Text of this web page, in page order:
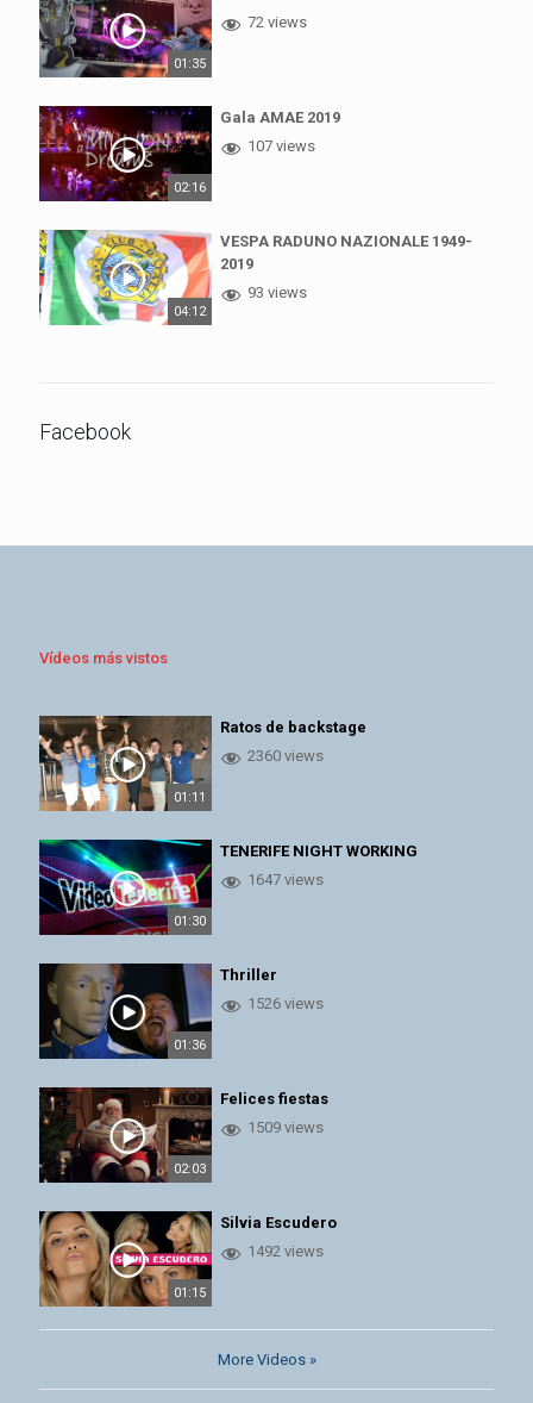
01:35
72 views
02:16
Gala AMAE 2019
107 views
04:12
VESPA RADUNO NAZIONALE 1949-
2019
93 views
Facebook
Vídeos más vistos
01:11
Ratos de backstage
2360 views
01:30
TENERIFE NIGHT WORKING
1647 views
01:36
Thriller
1526 views
02:03
Felices fiestas
1509 views
01:15
Silvia Escudero
1492 views
More Videos »